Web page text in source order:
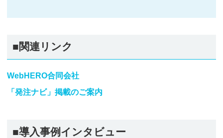
■関連リンク
WebHERO合同会社
「発注ナビ」掲載のご案内
■導入事例インタビュー